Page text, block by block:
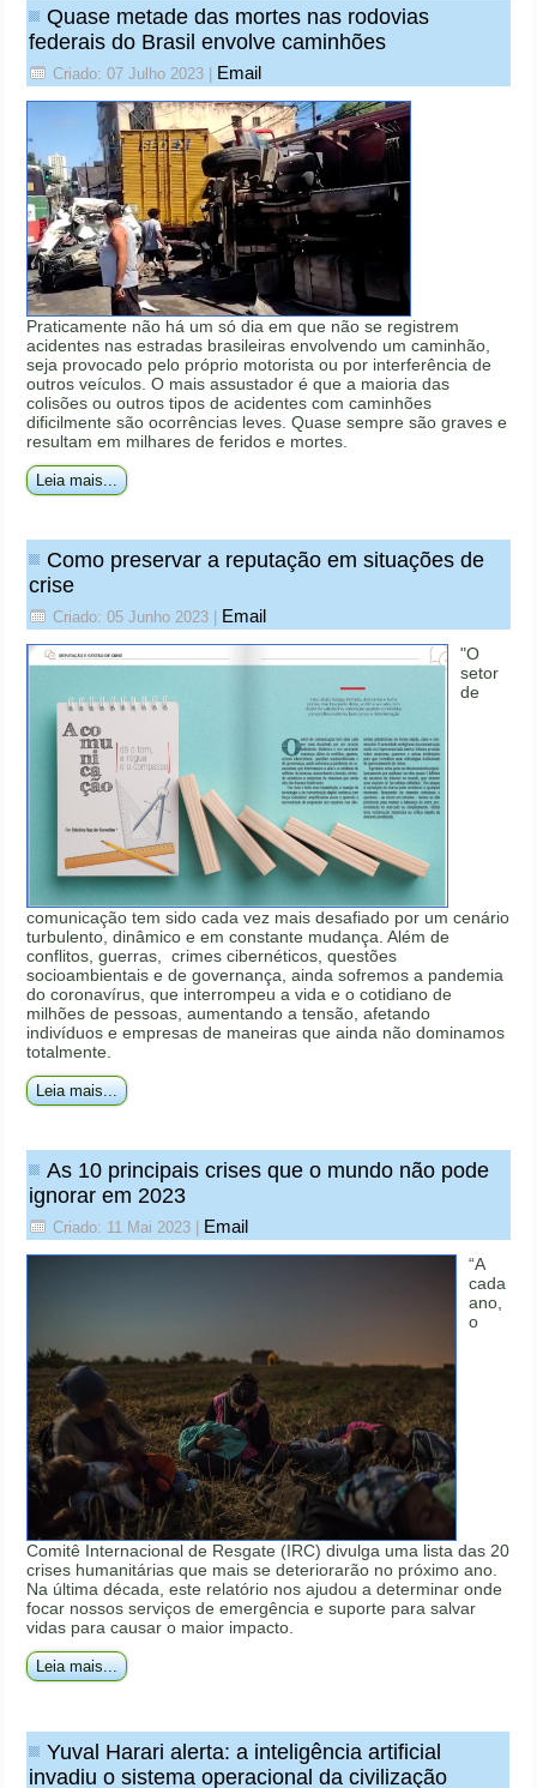
Quase metade das mortes nas rodovias
federais do Brasil envolve caminhões
Criado: 07 Julho 2023 Email
Praticamente não há um só dia em que não se registrem
acidentes nas estradas brasileiras envolvendo um caminhão,
seja provocado pelo próprio motorista ou por interferência de
outros veículos. O mais assustador é que a maioria das
colisões ou outros tipos de acidentes com caminhões
dificilmente são ocorrências leves. Quase sempre são graves e
resultam em milhares de feridos e mortes.
Leia mais...
Como preservar a reputação em situações de
crise
Criado: 05 Junho 2023 Email
"O
setor
de
comunicação tem sido cada vez mais desafiado por um cenário
turbulento, dinâmico e em constante mudança. Além de
conflitos, guerras, crimes cibernéticos, questões
socioambientais e de governança, ainda sofremos a pandemia
do coronavírus, que interrompeu a vida e o cotidiano de
milhões de pessoas, aumentando a tensão, afetando
indivíduos e empresas de maneiras que ainda não dominamos
totalmente.
Leia mais...
As 10 principais crises que o mundo não pode
ignorar em 2023
Criado: 11 Mai 2023 Email
“A
cada
ano,
o
Comitê Internacional de Resgate (IRC) divulga uma lista das 20
crises humanitárias que mais se deteriorarão no próximo ano.
Na última década, este relatório nos ajudou a determinar onde
focar nossos serviços de emergência e suporte para salvar
vidas para causar o maior impacto.
Leia mais...
Yuval Harari alerta: a inteligência artificial
invadiu o sistema operacional da civilização